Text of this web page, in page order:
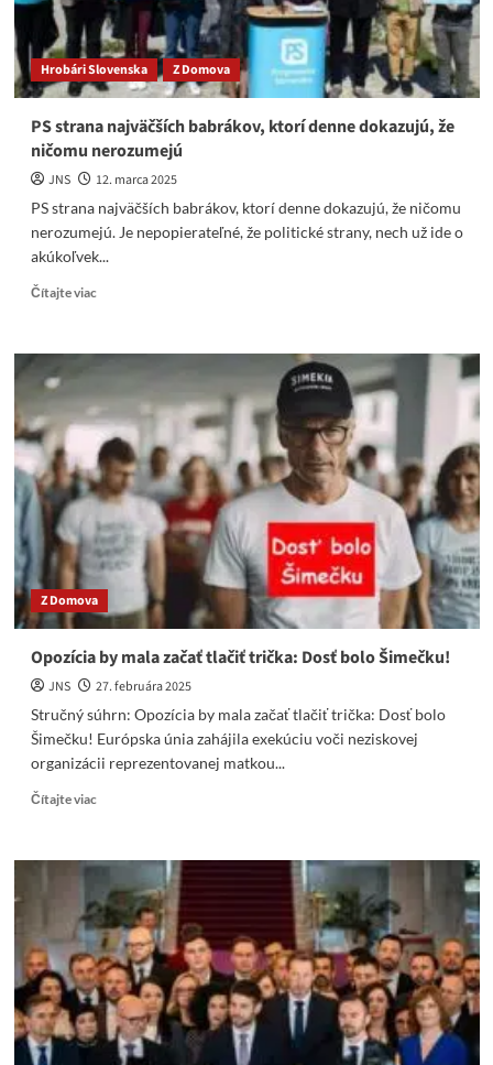
000
€
škodu!
Hrobári Slovenska Z Domova
PS strana najväčších babrákov, ktorí denne dokazujú, že
ničomu nerozumejú
JNS
12. marca 2025
PS strana najväčších babrákov, ktorí denne dokazujú, že ničomu
nerozumejú. Je nepopierateľné, že politické strany, nech už ide o
akúkoľvek...
Čítajte viacRead
PS
babrákov,
ktorí
denne
dokazujú,
že
ničomu
nerozumejú
Z Domova
Opozícia by mala začať tlačiť trička: Dosť bolo Šimečku!
JNS
27. februára 2025
Stručný súhrn: Opozícia by mala začať tlačiť trička: Dosť bolo
Šimečku! Európska únia zahájila exekúciu voči neziskovej
organizácii reprezentovanej matkou...
Čítajte viacRead
Opozícia
mala
začať
tlačiť
trička:
Dosť
bolo
Šimečku!